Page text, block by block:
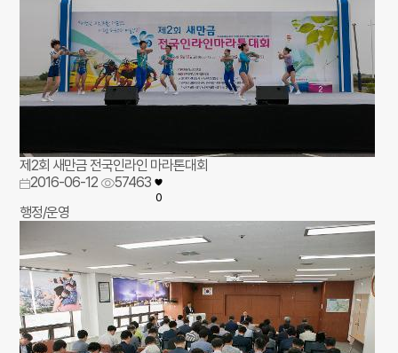
제2회 새만금 전국인라인 마라톤대회
2016-06-12
57463
0
행정/운영